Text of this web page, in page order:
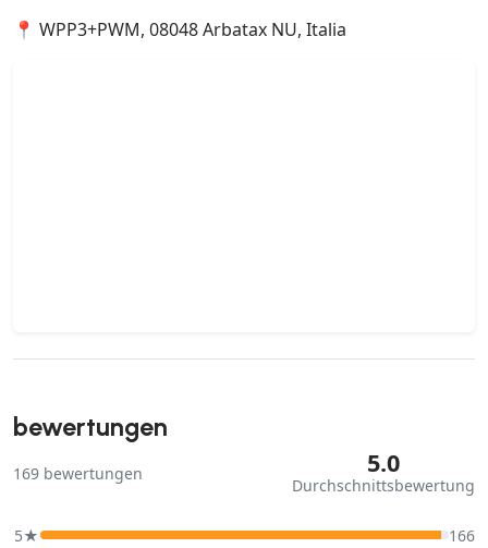
📍 WPP3+PWM, 08048 Arbatax NU, Italia
bewertungen
169 bewertungen 5.0
Durchschnittsbewertung
5★
166